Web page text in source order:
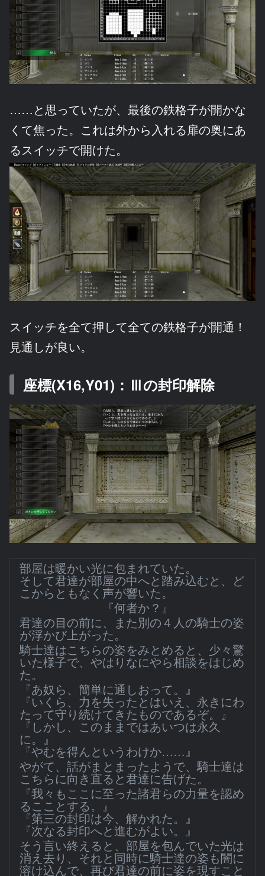
……と思っていたが、最後の鉄格子が開かな
くて焦った。これは外から入れる扉の奥にあ
るスイッチで開けた。
スイッチを全て押して全ての鉄格子が開通！
見通しが良い。
座標(X16,Y01)：Ⅲの封印解除
部屋は暖かい光に包まれていた。
そして君達が部屋の中へと踏み込むと、ど
こからともなく声が響いた。
『何者か？』
君達の目の前に、また別の４人の騎士の姿
が浮かび上がった。
騎士達はこちらの姿をみとめると、少々驚
いた様子で、やはりなにやら相談をはじめ
た。
『あ奴ら、簡単に通しおって。』
『いくら、力を失ったとはいえ、永きにわ
たって守り続けてきたものであるぞ。』
『しかし、このままではあいつは永久
に。』
『やむを得んというわけか……』
やがて、話がまとまったようで、騎士達は
こちらに向き直ると君達に告げた。
『我々もここに至った諸君らの力量を認め
るこことする。』
『第三の封印は今、解かれた。』
『次なる封印へと進むがよい。』
そう言い終えると、部屋を包んでいた光は
消え去り、それと同時に騎士達の姿も闇に
溶け込んで、再び君達の前に姿を現すこと